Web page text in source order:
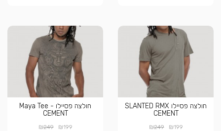
חולצה פסיילו SLANTED RMX
CEMENT
₪199
₪249
חולצה פסיילו Maya Tee -
CEMENT
₪199
₪249